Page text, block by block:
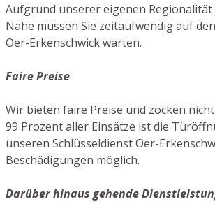
Aufgrund unserer eigenen
Nähe müssen Sie zeitaufwendig auf
Oer-Erkenschwick warten.
Faire Preise
Wir bieten faire Preise und zocken
99 Prozent aller Einsätze ist die
unseren Schlüsseldienst Oer-
Beschädigungen möglich.
Darüber hinaus gehende